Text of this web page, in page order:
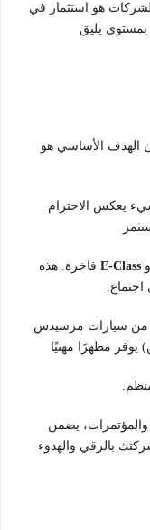
هو استثمار في
بمستوى يليق
الهدف الأساسي هو
يعكس الاحترام
E-Class فاخرة. هذه
اجتماع.
من سيارات مرسيدس
يوفر مظهرًا مهنيًا
يضمن
بالرقي والهدوء